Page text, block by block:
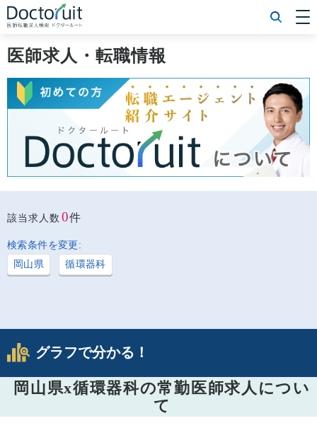
[常勤] 科目から探す
[常勤] 特徴から探す
[非常勤] 科目から探す
[非常勤] 特徴から探す
Doctoruit医師転職特集
Doctoruitについて
運営者情報
プライバシーポリシー
医師求人・転職情報
該当求人数 0件
検索条件を変更:
岡山県
循環器科
グラフで分かる！
岡山県x循環器科の常勤医師求人につい
て